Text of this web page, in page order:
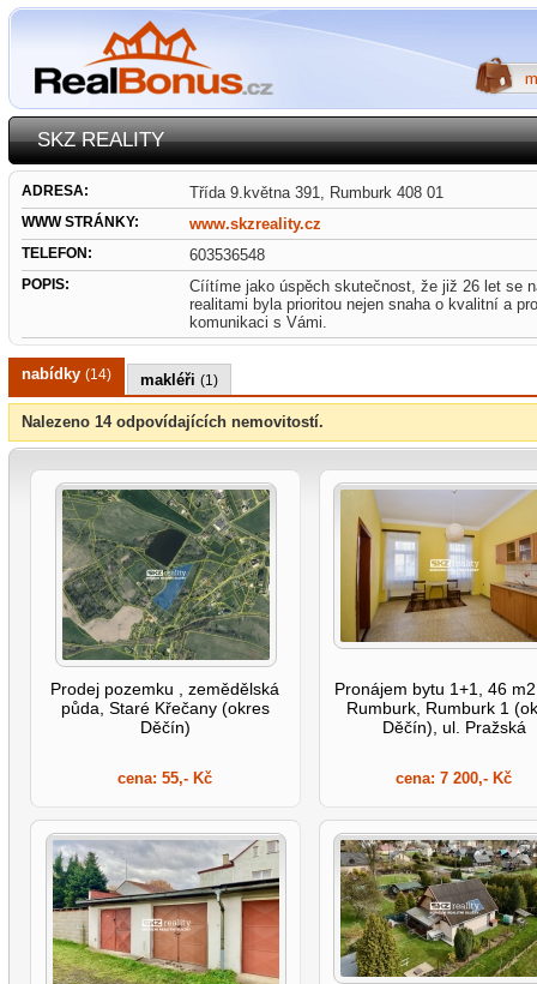
SKZ REALITY
ADRESA: Třída 9.května 391, Rumburk 408 01
WWW STRÁNKY: www.skzreality.cz
TELEFON: 603536548
POPIS:
Cíítíme jako úspěch skutečnost, že již 26 let se
realitami byla prioritou nejen snaha o kvalitní a
komunikaci s Vámi.
nabídky (14) makléři (1)
Nalezeno 14 odpovídajících nemovitostí.
Prodej pozemku , zemědělská
půda, Staré Křečany (okres
Děčín)
cena:55,- Kč
Pronájem bytu 1+1, 46
Rumburk, Rumburk 1
Děčín), ul. Pražská
cena:7 200,- Kč